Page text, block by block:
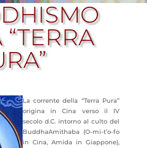
La corrente della “Terra Pura”
origina in Cina verso il IV
secolo d.C. intorno al culto del
BuddhaAmithaba (O-mi-t’o-fo
in Cina, Amida in Giappone),